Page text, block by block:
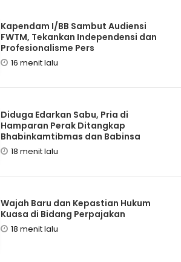
Kapendam I/BB Sambut Audiensi
FWTM, Tekankan Independensi dan
Profesionalisme Pers
16 menit lalu
Diduga Edarkan Sabu, Pria di
Hamparan Perak Ditangkap
Bhabinkamtibmas dan Babinsa
18 menit lalu
Wajah Baru dan Kepastian Hukum
Kuasa di Bidang Perpajakan
18 menit lalu